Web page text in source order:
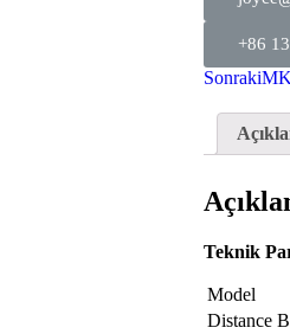
+86
Sonraki
Teknik
Model
Distance